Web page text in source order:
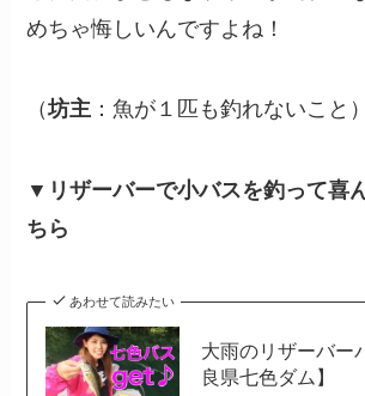
めちゃ悔しいんですよね！
（坊主 ：魚が１匹も釣れないこと）
▼リザーバーで小バスを釣って喜
ちら
あわせて読みたい
大雨のリザーバー
良県七色ダム】